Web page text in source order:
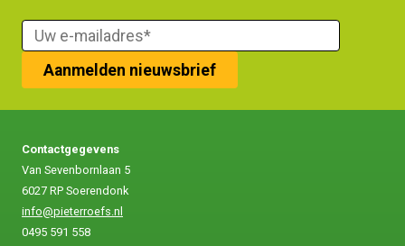
Contactgegevens
Van Sevenbornlaan 5
6027 RP Soerendonk
info@pieterroefs.nl
0495 591 558